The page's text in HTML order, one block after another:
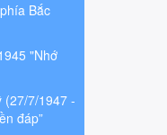
Bắc
"Nhớ
(27/7/1947 -
đáp”